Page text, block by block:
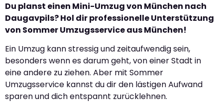
Du planst einen Mini-Umzug von München nach
Daugavpils? Hol dir professionelle Unterstützung
von Sommer Umzugsservice aus München!
Ein Umzug kann stressig und zeitaufwendig sein,
besonders wenn es darum geht, von einer Stadt in
eine andere zu ziehen. Aber mit Sommer
Umzugsservice kannst du dir den lästigen Aufwand
sparen und dich entspannt zurücklehnen.